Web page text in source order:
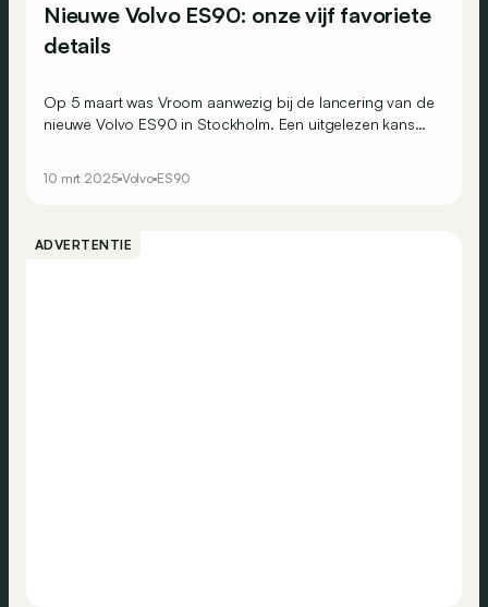
Nieuwe Volvo ES90: onze vijf favoriete
details
Op 5 maart was Vroom aanwezig bij de lancering van de
nieuwe Volvo ES90 in Stockholm. Een uitgelezen kans
bijzondere details. Hier zijn onze vijf favorieten.
10 mrt 2025 Volvo ES90
ADVERTENTIE